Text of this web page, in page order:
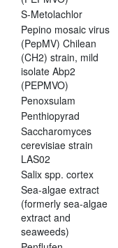
S-Metolachlor
Pepino mosaic virus
(PepMV) Chilean
(CH2) strain, mild
isolate Abp2
(PEPMVO)
Penoxsulam
Penthiopyrad
Saccharomyces
cerevisiae strain
LAS02
Salix spp. cortex
Sea-algae extract
(formerly sea-algae
extract and
seaweeds)